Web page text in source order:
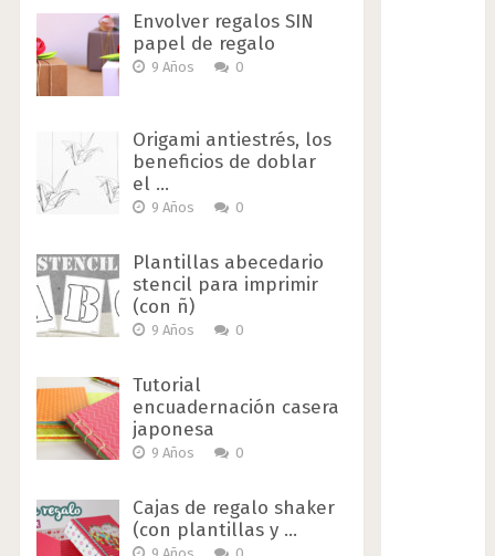
Envolver regalos SIN
papel de regalo
9 Años 0
Origami antiestrés, los
beneficios de doblar
el …
9 Años 0
Plantillas abecedario
stencil para imprimir
(con ñ)
9 Años 0
Tutorial
encuadernación casera
japonesa
9 Años 0
Cajas de regalo shaker
(con plantillas y …